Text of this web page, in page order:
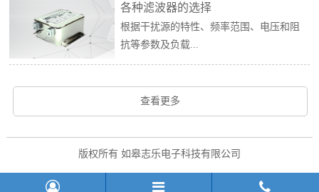
各种滤波器的选择
根据干扰源的特性、频率范围、电压和阻
抗等参数及负载...
查看更多
版权所有 如皋志乐电子科技有限公司